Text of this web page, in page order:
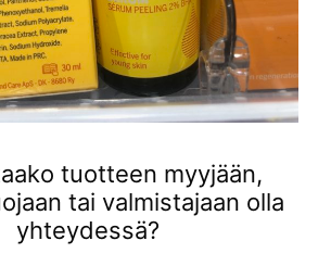
tuotteen myyjään,
tai valmistajaan olla
yhteydessä?